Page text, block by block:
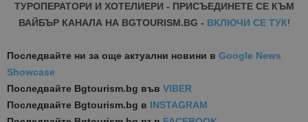
ТУРОПЕРАТОРИ И ХОТЕЛИЕРИ - ПРИСЪЕДИНЕТЕ СЕ КЪМ
ВАЙБЪР КАНАЛА НА BGTOURISM.BG - ВКЛЮЧИ СЕ ТУК!
Последвайте ни за още актуални новини в Google News
Showcase
Последвайте Bgtourism.bg във VIBER
Последвайте Bgtourism.bg в INSTAGRAM